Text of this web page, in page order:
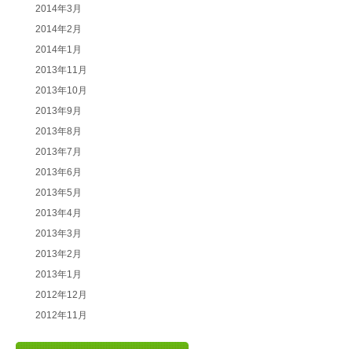
2014年3月
2014年2月
2014年1月
2013年11月
2013年10月
2013年9月
2013年8月
2013年7月
2013年6月
2013年5月
2013年4月
2013年3月
2013年2月
2013年1月
2012年12月
2012年11月